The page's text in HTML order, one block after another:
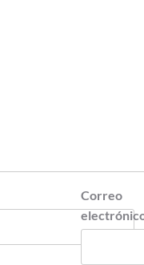
Correo